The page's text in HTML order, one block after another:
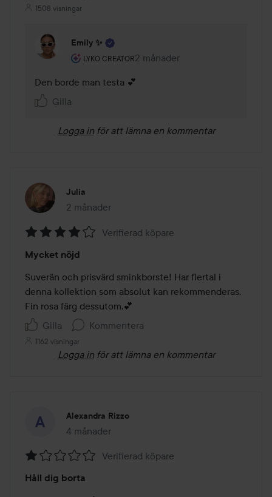
1508 visningar
Emily ✨
LYKO CREATOR
Användarens roll: Lyko Creator.
2 månader
Kommentaren lades 2 månader
Den borde man testa 💕
Gilla
Logga in för att lämna en kommentar
Julia
2 månader
Inlägget skapades 2 månader
4
av
5
Verifierad köpare
Mycket nöjd
Suverän och prisvärd sminkborste! Har flertal i
denna kollektion som absolut kan rekommenderas.
Fin rosa färg dessutom.💕
Gilla
Kommentera
1162 visningar
Logga in för att lämna en kommentar
Alexandra Rizzo
4 månader
Inlägget skapades 4 månader
1
Verifierad köpare
Håll dig borta